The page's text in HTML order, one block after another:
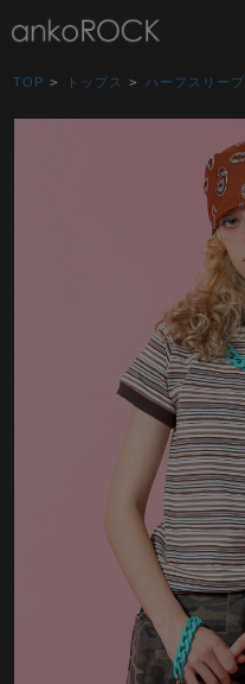
TOP > トップス > ハーフスリーブ